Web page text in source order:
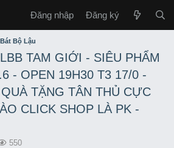
Đăng nhập Đăng ký
Bộ Lậu
TAM GIỚI - SIÊU PHẨM
- OPEN 19H30 T3 17/0 -
TẶNG TÂN THỦ CỰC
CLICK SHOP LÀ PK -
L
550